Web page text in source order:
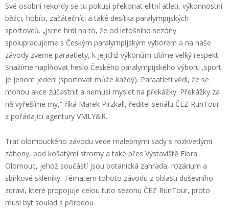
Své osobní rekordy se tu pokusí překonat elitní atleti, výkonnostní
běžci, hobíci, začátečníci a také desítka paralympijských
sportovců. „Jsme hrdí na to, že od letošního sezóny
spolupracujeme s Českým paralympijským výborem a na naše
závody zveme paraatlety, k jejichž výkonům cítíme velký respekt.
Snažíme naplňovat heslo Českého paralympijského výboru ,sport
je jenom jeden‘ (sportovat může každý). Paraatleti vědí, že se
mohou akce zúčastnit a nemusí myslet na překážky. Překážky za
ně vyřešíme my,“ říká Marek Pirzkall, ředitel seriálu ČEZ RunTour
z pořádající agentury VMLY&R.
Trať olomouckého závodu vede malebnými sady s rozkvetlými
záhony, pod košatými stromy a také přes Výstaviště Flora
Olomouc, jehož součástí jsou botanická zahrada, rozárium a
sbírkové skleníky. Tématem tohoto závodu z oblasti duševního
zdraví, které propojuje celou tuto sezonu ČEZ RunTour, proto
musí být soulad s přírodou.